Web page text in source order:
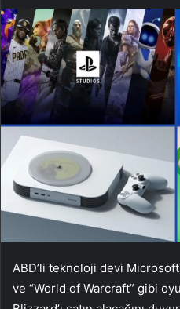
ABD’li teknoloji devi
ve “World of Warcraft” gibi